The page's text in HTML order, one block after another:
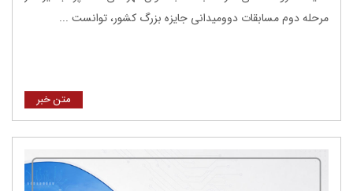
مرحله دوم مسابقات دوومیدانی جایزه بزرگ کشور، توانست ...
متن خبر